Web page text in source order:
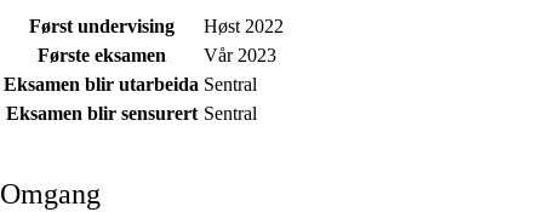
Først undervising
Høst 2022
Første eksamen
Vår 2023
Eksamen blir utarbeida Sentral
Eksamen blir sensurert Sentral
Omgang